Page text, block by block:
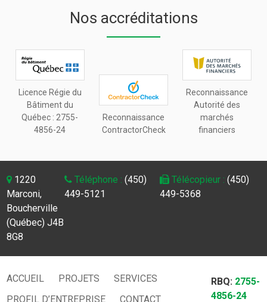
Nos accréditations
Licence Régie du
Bâtiment du
Québec :2755-
4856-24
Reconnaissance
ContractorCheck
Reconnaissance
Autorité des
marchés
financiers
1220
Marconi,
Boucherville
(Québec) J4B
8G8
Téléphone : (450)
449-5121
Télécopieur : (450)
449-5368
ACCUEIL PROJETS
SERVICES
PROFIL D’ENTREPRISE
CONTACT
RBQ: 2755-
4856-24